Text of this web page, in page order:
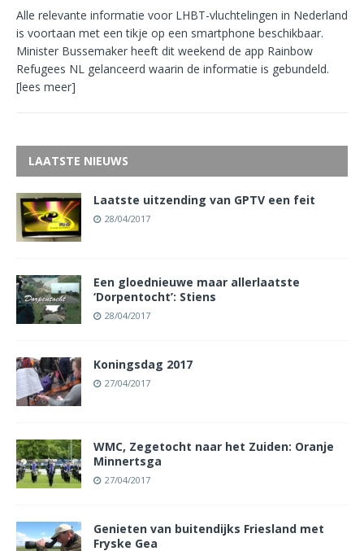
Alle relevante informatie voor LHBT-vluchtelingen in Nederland
is voortaan met een tikje op een smartphone beschikbaar.
Minister Bussemaker heeft dit weekend de app Rainbow
Refugees NL gelanceerd waarin de informatie is gebundeld.
[lees meer]
LAATSTE NIEUWS
Laatste uitzending van GPTV een feit
28/04/2017
Een gloednieuwe maar allerlaatste
‘Dorpentocht’: Stiens
28/04/2017
Koningsdag 2017
27/04/2017
WMC, Zegetocht naar het Zuiden: Oranje
Minnertsga
27/04/2017
Genieten van buitendijks Friesland met
Fryske Gea